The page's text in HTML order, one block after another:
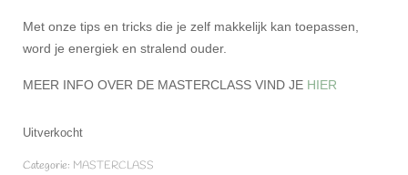
Met onze tips en tricks die je zelf makkelijk kan toepassen,
word je energiek en stralend ouder.
MEER INFO OVER DE MASTERCLASS VIND JE HIER
Uitverkocht
Categorie: MASTERCLASS